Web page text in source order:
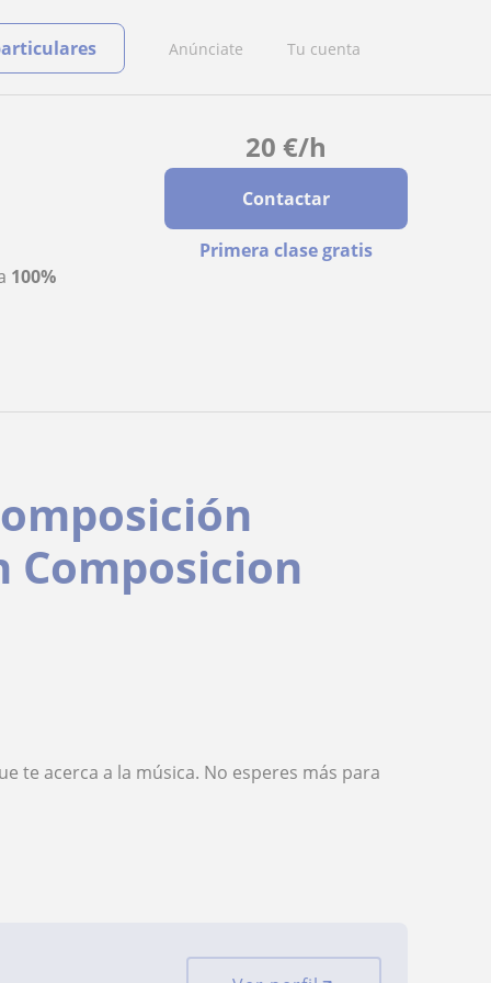
Anúnciate Tu cuenta
20 €/h
Contactar
Primera clase gratis
100%
Composicion
te acerca a la música. No esperes más para